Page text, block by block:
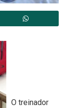
O treinador